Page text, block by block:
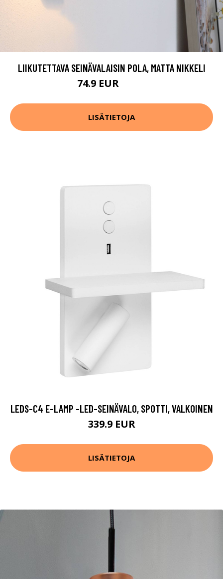
LIIKUTETTAVA SEINÄVALAISIN POLA, MATTA NIKKELI
74.9 EUR
LISÄTIETOJA
LEDS-C4 E-LAMP -LED-SEINÄVALO, SPOTTI, VALKOINEN
339.9 EUR
LISÄTIETOJA